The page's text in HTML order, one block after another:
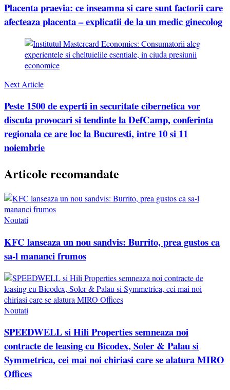
Placenta praevia: ce inseamna si care sunt factorii care
afecteaza placenta – explicatii de la un medic ginecolog
Next Article
Peste 1500 de experti in securitate cibernetica vor
discuta provocari si tendinte la DefCamp, conferinta
regionala ce are loc la Bucuresti, intre 10 si 11
noiembrie
Articole recomandate
Noutati
KFC lanseaza un nou sandvis: Burrito, prea gustos ca
sa-l mananci frumos
Noutati
SPEEDWELL si Hili Properties semneaza noi
contracte de leasing cu Bicodex, Soler & Palau si
Symmetrica, cei mai noi chiriasi care se alatura MIRO
Offices